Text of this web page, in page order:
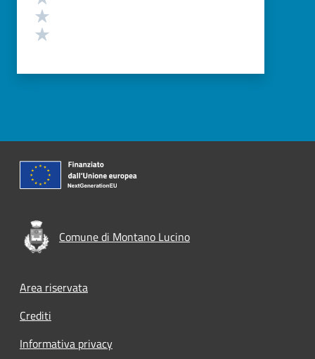
Comune di Montano Lucino
Footer menu
Area riservata
Crediti
Informativa privacy